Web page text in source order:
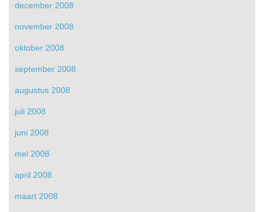
december 2008
november 2008
oktober 2008
september 2008
augustus 2008
juli 2008
juni 2008
mei 2008
april 2008
maart 2008